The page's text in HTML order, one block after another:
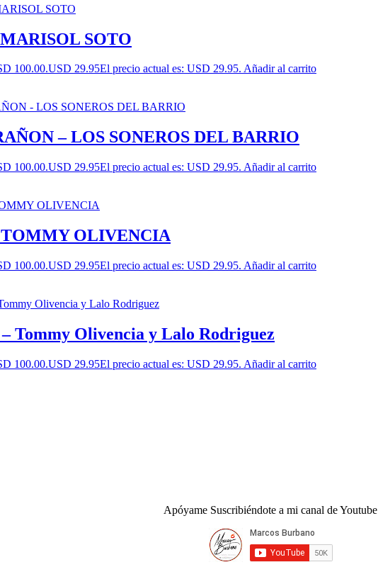
SOTO
100.00.USD 29.95El precio actual es: USD 29.95. Añadir al carrito
– LOS SONEROS DEL BARRIO
100.00.USD 29.95El precio actual es: USD 29.95. Añadir al carrito
OLIVENCIA
100.00.USD 29.95El precio actual es: USD 29.95. Añadir al carrito
Tommy Olivencia y Lalo Rodriguez
100.00.USD 29.95El precio actual es: USD 29.95. Añadir al carrito
Apóyame Suscribiéndote a mi canal de Youtube